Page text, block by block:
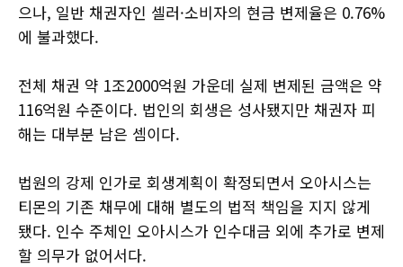
으나, 일반 채권자인 셀러·소비자의 현금 변제율은 0.76%
에 불과했다.
전체 채권 약 1조2000억원 가운데 실제 변제된 금액은 약
116억원 수준이다. 법인의 회생은 성사됐지만 채권자 피
해는 대부분 남은 셈이다.
법원의 강제 인가로 회생계획이 확정되면서 오아시스는
티몬의 기존 채무에 대해 별도의 법적 책임을 지지 않게
됐다. 인수 주체인 오아시스가 인수대금 외에 추가로 변제
할 의무가 없어서다.